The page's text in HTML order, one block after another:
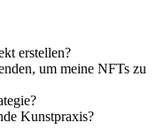
erstellen?
um meine NFTs zu
Kunstpraxis?